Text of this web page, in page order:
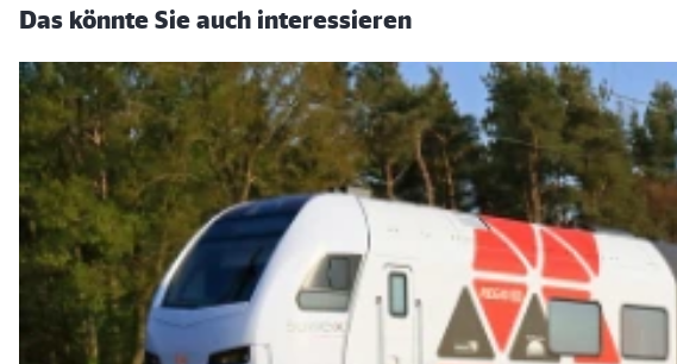
Das könnte Sie auch interessieren